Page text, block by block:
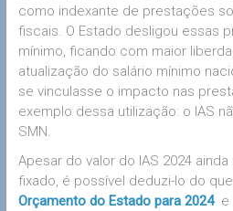
como indexante de prestações
fiscais. O Estado desligou essas
mínimo, ficando com maior
atualização do salário mínimo
se vinculasse o impacto nas
exemplo dessa utilização: o IAS
SMN.
Apesar do valor do IAS 2024
fixado, é possível deduzi-lo do
Orçamento do Estado para 2024 e